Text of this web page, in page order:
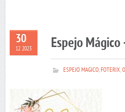
30
12 2023 Espejo
ESPEJO MAGICO,FOTERIX,